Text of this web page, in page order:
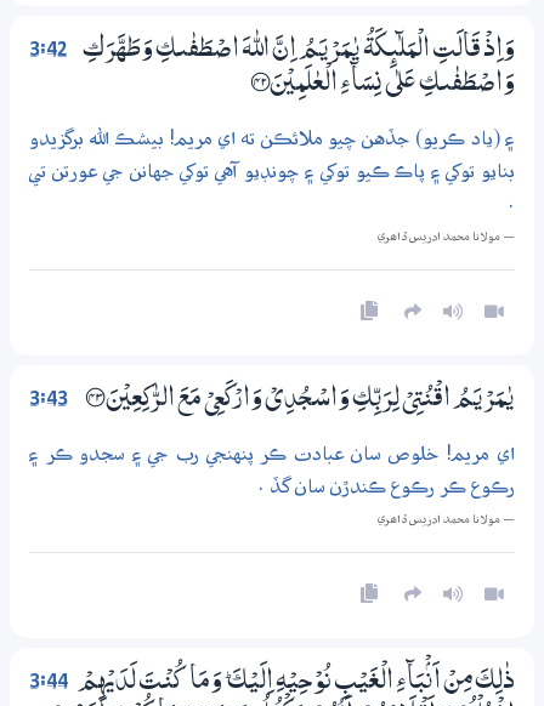
3:42
وَاِذْ قَالَتِ الْمَلٰۗىِٕكَةُ يٰـمَرْيَـمُ اِنَّ اللّٰهَ اصْطَفٰىكِ وَطَهَّرَكِ
وَاصْطَفٰىكِ عَلٰي نِسَاۗءِ الْعٰلَمِيْنَ ؀42
۽ (ياد ڪريو) جڏهن چيو ملائڪن ته اي مريم! بيشڪ الله برگزيدو
بنايو توکي ۽ پاڪ ڪيو توکي ۽ چونڊيو آهي توکي جهانن جي عورتن تي
.
— مولانا محمد ادريس ڏاھري
3:43 يٰـمَرْيَـمُ اقْنُتِىْ لِرَبِّكِ وَاسْـجُدِيْ وَارْكَعِيْ مَعَ الرّٰكِعِيْنَ ؀43
اي مريم! خلوص سان عبادت ڪر پنهنجي رب جي ۽ سجدو ڪر ۽
رڪوع ڪر رڪوع ڪندڙن سان گڏ .
— مولانا محمد ادريس ڏاھري
3:44
ذٰلِكَ مِنْ اَنْۢبَاۗءِ الْغَيْبِ نُوْحِيْهِ اِلَيْكَ ۭ وَمَا كُنْتَ لَدَيْهِمْ